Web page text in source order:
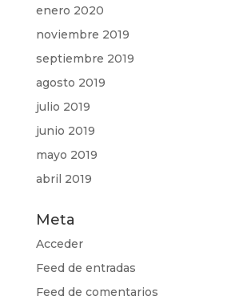
enero 2020
noviembre 2019
septiembre 2019
agosto 2019
julio 2019
junio 2019
mayo 2019
abril 2019
Meta
Acceder
Feed de entradas
Feed de comentarios